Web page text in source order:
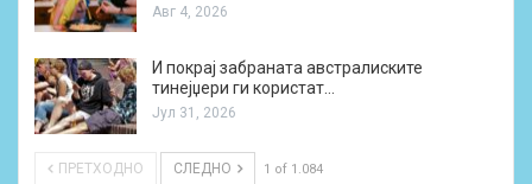
Авг 4, 2026
И покрај забраната австралиските
тинејџери ги користат…
Јул 31, 2026
ПРЕТХОДНО СЛЕДНО 1 of 1.084